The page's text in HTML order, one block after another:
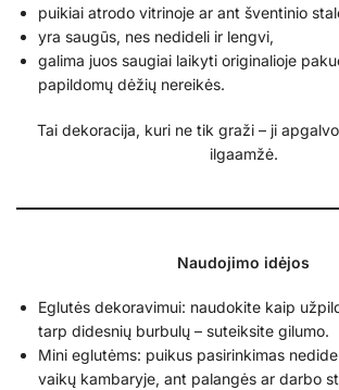
puikiai atrodo vitrinoje ar ant šventinio
yra saugūs, nes nedideli ir lengvi,
galima juos saugiai laikyti originalioje
papildomų dėžių nereikės.
Tai dekoracija, kuri ne tik graži – ji
ilgaamžė.
Naudojimo idėjos
Eglutės dekoravimui: naudokite kaip
tarp didesnių burbulų – suteiksite gilumo.
Mini eglutėms: puikus pasirinkimas
vaikų kambaryje, ant palangės ar darbo